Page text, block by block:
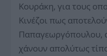
Κουράκη, για τους
Κινέζοι πως
Παπαγεωργόπουλου,
χάνουν απολύτως